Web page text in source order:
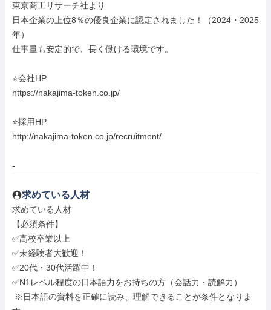
東京商工リサーチ社より
日本企業の上位8％の優良企業に認定されました！（2024・2025
年）
仕事量も安定的で、長く働ける環境です。
⭐会社HP
https://nakajima-token.co.jp/
⭐採用HP
http://nakajima-token.co.jp/recruitment/
-
求めている人材
求めている人材
【必須条件】
✅高校卒業以上
✅未経験者大歓迎！
✅20代・30代活躍中！
✅N1レベル程度の日本語力をお持ちの方（会話力・読解力）